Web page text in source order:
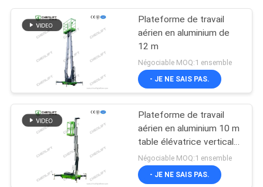
Plateforme de travail
aérien en aluminium de
12 m
Négociable MOQ:1 ensemble
- JE NE SAIS PAS.
Plateforme de travail
aérien en aluminium 10 m
table élévatrice verticale
à mât unique
Négociable MOQ:1 ensemble
- JE NE SAIS PAS.